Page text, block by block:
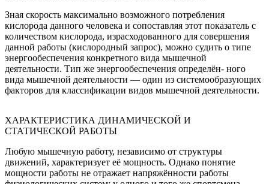
Зная скорость максимально возможного потребления
кислорода данного человека и сопоставляя этот показатель с
количеством кислорода, израсходованного для совершения
данной работы (кислородный запрос), можно судить о типе
энергообеспечения конкретного вида мышечной
деятельности. Тип же энергообеспечения определён- ного
вида мышечной деятельности — один из системообразующих
факторов для классификации видов мышечной деятельности.
ХАРАКТЕРИСТИКА ДИНАМИЧЕСКОЙ И
СТАТИЧЕСКОЙ РАБОТЫ
Любую мышечную работу, независимо от структуры
движений, характеризует её мощность. Однако понятие
мощности работы не отражает напряжённости работы